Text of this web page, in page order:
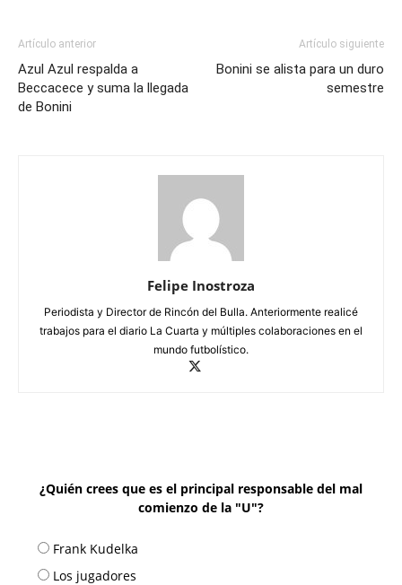
Artículo anterior
Azul Azul respalda a
Beccacece y suma la llegada
de Bonini
Artículo siguiente
Bonini se alista para un duro
semestre
Felipe Inostroza
Periodista y Director de Rincón del Bulla. Anteriormente realicé
trabajos para el diario La Cuarta y múltiples colaboraciones en el
mundo futbolístico.
¿Quién crees que es el principal responsable del mal
comienzo de la "U"?
Frank Kudelka
Los jugadores